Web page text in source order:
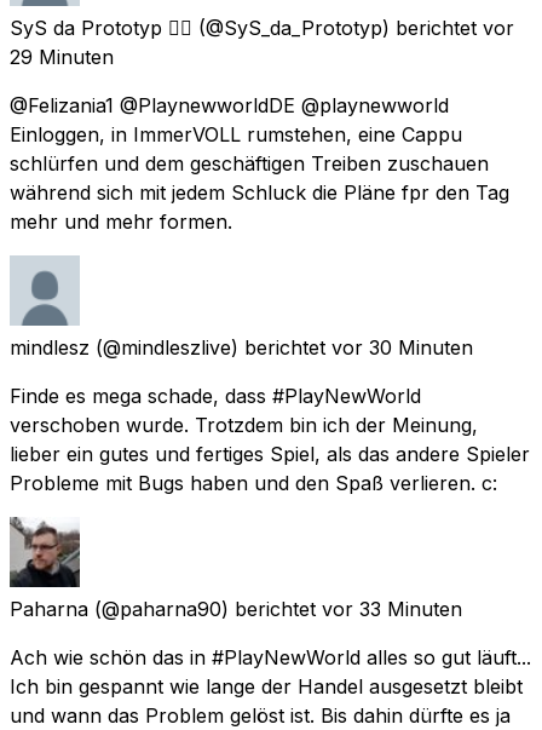
SyS da Prototyp 🏳️‍🌈 (@SyS_da_Prototyp) berichtet vor
29 Minuten
@Felizania1 @PlaynewworldDE @playnewworld
Einloggen, in ImmerVOLL rumstehen, eine Cappu
schlürfen und dem geschäftigen Treiben zuschauen
während sich mit jedem Schluck die Pläne fpr den Tag
mehr und mehr formen.
mindlesz (@mindleszlive) berichtet vor 30 Minuten
Finde es mega schade, dass #PlayNewWorld
verschoben wurde. Trotzdem bin ich der Meinung,
lieber ein gutes und fertiges Spiel, als das andere Spieler
Probleme mit Bugs haben und den Spaß verlieren. c:
Paharna (@paharna90) berichtet vor 33 Minuten
Ach wie schön das in #PlayNewWorld alles so gut läuft...
Ich bin gespannt wie lange der Handel ausgesetzt bleibt
und wann das Problem gelöst ist. Bis dahin dürfte es ja